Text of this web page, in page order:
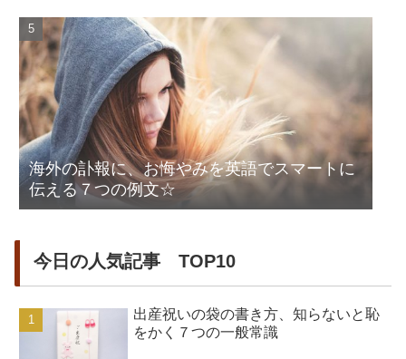
海外の訃報に、お悔やみを英語でスマートに
伝える７つの例文☆
今日の人気記事 TOP10
出産祝いの袋の書き方、知らないと恥
をかく７つの一般常識